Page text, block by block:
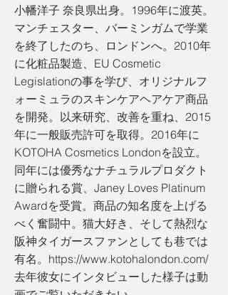
小幡洋子 奈良県出身。1996年に渡英。
マンチェスター、バーミンガムで学業
を終了したのち、ロンドンへ。2010年
に化粧品製造、EU Cosmetic
Legislationの事を学び、オリジナルフ
ォーミュラのスキンケアヘアケア商品
を開発。以来研究、改善を重ね、2015
年に一般販売許可を取得。2016年に
KOTOHA Cosmetics Londonを設立。
同年には優秀なナチュラルプロダクト
に贈られる賞、Janey Loves Platinum
Awardを受賞。商品の知名度を上げる
べく奮闘中。猫大好き、そして熱烈な
阪神タイガースファンとしても巷では
有名。 https://www.kotohalondon.com/
去年彼女にインタビューした様子は動